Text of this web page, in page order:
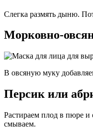
Слегка размять дыню.
Морковно-
В овсяную муку
Персик или
Растираем плод в пюре и
смываем.